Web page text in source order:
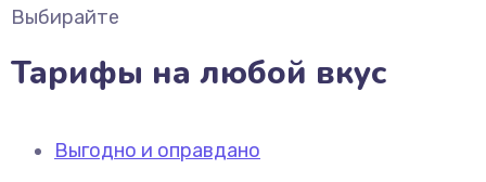
Выбирайте
Тарифы на любой вкус
Выгодно и оправдано